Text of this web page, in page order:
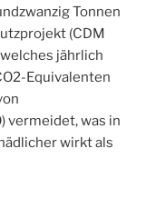
Tonnen
(CDM
jährlich
Equivalenten
vermeidet, was in
wirkt als